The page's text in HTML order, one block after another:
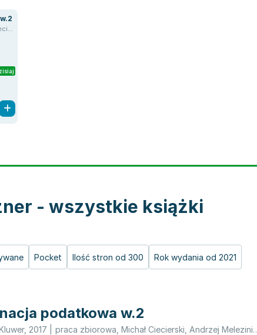
- wszystkie książki
Pocket Ilość stron od 300 Rok wydania od 2021
podatkowa w.2
, 2017 praca zbiorowa Michał Ciecierski Andrzej Melezini,